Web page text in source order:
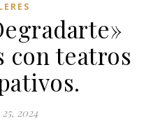
con teatros
2024